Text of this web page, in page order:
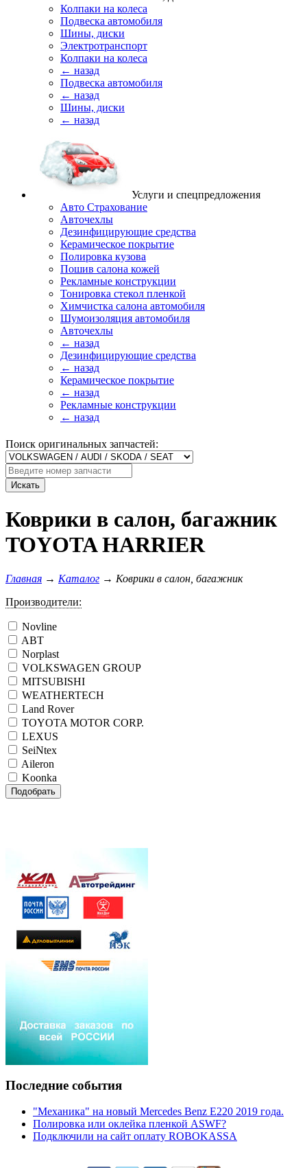
Колпаки на колеса
Подвеска автомобиля
Шины, диски
Электротранспорт
Колпаки на колеса
← назад
Подвеска автомобиля
← назад
Шины, диски
← назад
Услуги и спецпредложения
Авто Страхование
Авточехлы
Дезинфицирующие средства
Керамическое покрытие
Полировка кузова
Пошив салона кожей
Рекламные конструкции
Тонировка стекол пленкой
Химчистка салона автомобиля
Шумоизоляция автомобиля
Авточехлы
← назад
Дезинфицирующие средства
← назад
Керамическое покрытие
← назад
Рекламные конструкции
← назад
Поиск оригинальных запчастей:
Искать
Коврики в салон, багажник
TOYOTA HARRIER
Главная → Каталог → Коврики в салон, багажник
Производители:
Novline
ABT
Norplast
VOLKSWAGEN GROUP
MITSUBISHI
WEATHERTECH
Land Rover
TOYOTA MOTOR CORP.
LEXUS
SeiNtex
Aileron
Koonka
Подобрать
Последние события
"Механика" на новый Mercedes Benz E220 2019 года.
Полировка или оклейка пленкой ASWF?
Подключили на сайт оплату ROBOKASSA